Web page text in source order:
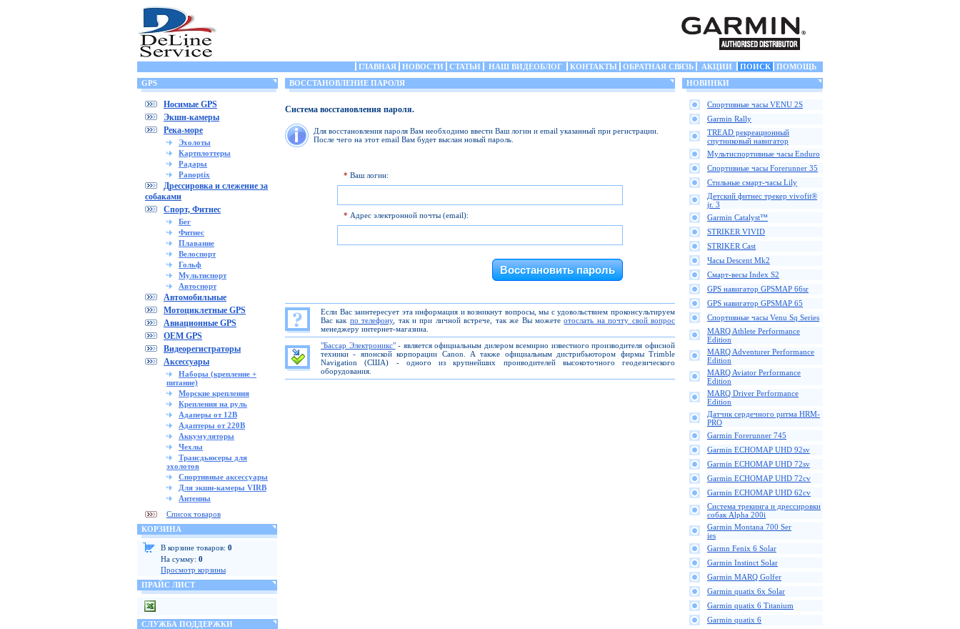
ГЛАВНАЯ НОВОСТИ СТАТЬИ НАШ ВИДЕОБЛОГ КОНТАКТЫ ОБРАТНАЯ СВЯЗЬ АКЦИИ ПОИСК
ПОМОЩЬ
GPS
Носимые GPS
Экшн-камеры
Река-море
Эхолоты
Картплоттеры
Радары
Panoptix
Дрессировка и слежение за
собаками
Спорт, Фитнес
Бег
Фитнес
Плавание
Велоспорт
Гольф
Мультиспорт
Автоспорт
Автомобильные
Мотоциклетные GPS
Авиационные GPS
OEM GPS
Видеорегистраторы
Аксессуары
Наборы (крепление +
питание)
Морские крепления
Крепления на руль
Адаперы от 12В
Адаптеры от 220В
Аккумуляторы
Чехлы
Трансдьюсеры для
эхолотов
Спортивные аксессуары
Для экшн-камеры VIRB
Антенны
Список товаров
КОРЗИНА
В корзине товаров: 0
На сумму: 0
Просмотр корзины
ПРАЙС ЛИСТ
СЛУЖБА ПОДДЕРЖКИ
ВОССТАНОВЛЕНИЕ ПАРОЛЯ
Система восстановления пароля.
Для восстановления пароля Вам необходимо ввести Ваш логин и email указанный при регистрации.
После чего на этот email Вам будет выслан новый пароль.
* Ваш логин:
* Адрес электронной почты (email):
Если Вас заинтересует эта информация и возникнут вопросы, мы с удовольствием проконсультируем
Вас как по телефону, так и при личной встрече, так же Вы можетеотослать на почту свой вопрос
менеджеру интернет-магазина.
"Бассар Электроникс"- является официальным дилером всемирно известного производителя офисной
техники - японской корпорации Canon. А также официальным дистрибьютором фирмы Trimble
Navigation (США) - одного из крупнейших проиводителей высокоточного геодезического
оборудования.
НОВИНКИ
Спортивные часы VENU 2S
Garmin Rally
TREAD рекреационный
спутниковый навигатор
Мультиспортивные часы Enduro
Спортивные часы Forerunner 35
Стильные смарт-часы Lily
Детский фитнес трекер vivofit®
jr. 3
Garmin Catalyst™
STRIKER VIVID
STRIKER Cast
Часы Descent Mk2
Смарт-весы Index S2
GPS навигатор GPSMAP 66sr
GPS навигатор GPSMAP 65
Спортивные часы Venu Sq Series
MARQ Athlete Performance
Edition
MARQ Adventurer Performance
Edition
MARQ Aviator Performance
Edition
MARQ Driver Performance
Edition
Датчик сердечного ритма HRM-
PRO
Garmin Forerunner 745
Garmin ECHOMAP UHD 92sv
Garmin ECHOMAP UHD 72sv
Garmin ECHOMAP UHD 72cv
Garmin ECHOMAP UHD 62cv
Cистема трекинга и дрессировки
собак Alpha 200i
Garmin Montana 700 Ser
ies
Garmn Fenix 6 Solar
Garmin Instinct Solar
Garmin MARQ Golfer
Garmin quatix 6x Solar
Garmin quatix 6 Titanium
Garmin quatix 6